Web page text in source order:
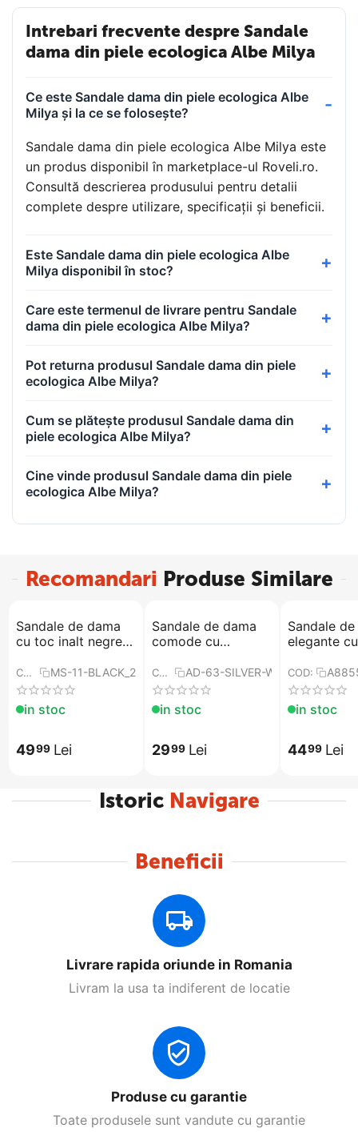
Intrebari frecvente despre Sandale
dama din piele ecologica Albe Milya
Ce este Sandale dama din piele ecologica Albe
Milya și la ce se folosește?
Sandale dama din piele ecologica Albe Milya este
un produs disponibil în marketplace-ul Roveli.ro.
Consultă descrierea produsului pentru detalii
complete despre utilizare, specificații și beneficii.
Este Sandale dama din piele ecologica Albe
Milya disponibil în stoc?
Care este termenul de livrare pentru Sandale
dama din piele ecologica Albe Milya?
Pot returna produsul Sandale dama din piele
ecologica Albe Milya?
Cum se plătește produsul Sandale dama din
piele ecologica Albe Milya?
Cine vinde produsul Sandale dama din piele
ecologica Albe Milya?
Recomandari Produse Similare
Sandale de dama
cu toc inalt negre
COD: MS-11-BLACK_287D
in stoc
4999 Lei
Sandale de dama
comode cu
SILVER-WHITE
COD: AD-63-SILVER-WHITE
in stoc
2999 Lei
Sandale
elegante cu
si toc inalt
A8855-
COD:
in stoc
4499 Lei
Istoric Navigare
Beneficii
Livrare rapida oriunde in Romania
Livram la usa ta indiferent de locatie
Produse cu garantie
Toate produsele sunt vandute cu garantie